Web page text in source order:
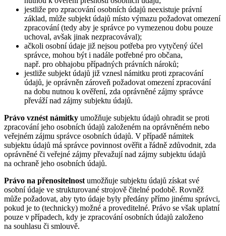
jestliže pro zpracování osobních údajů neexistuje právní
základ, může subjekt údajů místo výmazu požadovat omezení
zpracování (tedy aby je správce po vymezenou dobu pouze
uchoval, avšak jinak nezpracovával);
ačkoli osobní údaje již nejsou potřeba pro vytyčený účel
správce, mohou být i nadále potřebné pro občana,
např. pro obhajobu případných právních nároků;
jestliže subjekt údajů již vznesl námitku proti zpracování
údajů, je oprávněn zároveň požadovat omezení zpracování
na dobu nutnou k ověření, zda oprávněné zájmy správce
převáží nad zájmy subjektu údajů.
Právo vznést námitky umožňuje subjektu údajů ohradit se proti
zpracování jeho osobních údajů založeném na oprávněném nebo
veřejném zájmu správce osobních údajů. V případě námitek
subjektu údajů má správce povinnost ověřit a řádně zdůvodnit, zda
oprávněné či veřejné zájmy převažují nad zájmy subjektu údajů
na ochraně jeho osobních údajů.
Právo na přenositelnost umožňuje subjektu údajů získat své
osobní údaje ve strukturované strojově čitelné podobě. Rovněž
může požadovat, aby tyto údaje byly předány přímo jinému správci,
pokud je to (technicky) možné a proveditelné. Právo se však uplatní
pouze v případech, kdy je zpracování osobních údajů založeno
na souhlasu či smlouvě.